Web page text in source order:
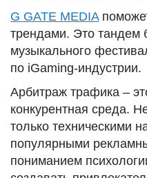
G GATE MEDIA
трендами. Это тандем
музыкального
по iGaming-индустрии.
Арбитраж трафика –
конкурентная среда.
только техническими
популярными
пониманием